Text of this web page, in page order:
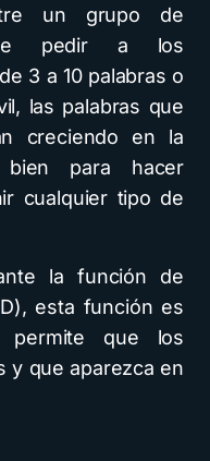
un grupo de
pedir a los
3 a 10 palabras o
las palabras que
creciendo en la
bien para hacer
cualquier tipo de
la función de
esta función es
permite que los
y que aparezca en